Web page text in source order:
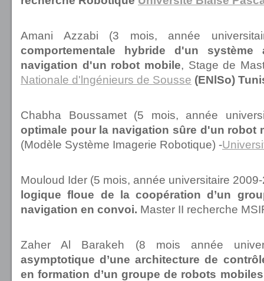
Amani Azzabi (3 mois, année
comportementale hybride d'un
navigation d'un robot mobile, Stage de
Nationale d'lngénieurs de Sousse (ENlSo)
Chabha Boussamet (5 mois, année
optimale pour la navigation sûre d'un robot
(Modèle Système Imagerie Robotique) -
Mouloud Ider (5 mois, année universitaire
logique floue de la coopération d’un
navigation en convoi. Master II recherche
Zaher Al Barakeh (8 mois année
asymptotique d’une architecture de
en formation d’un groupe de robots mobiles